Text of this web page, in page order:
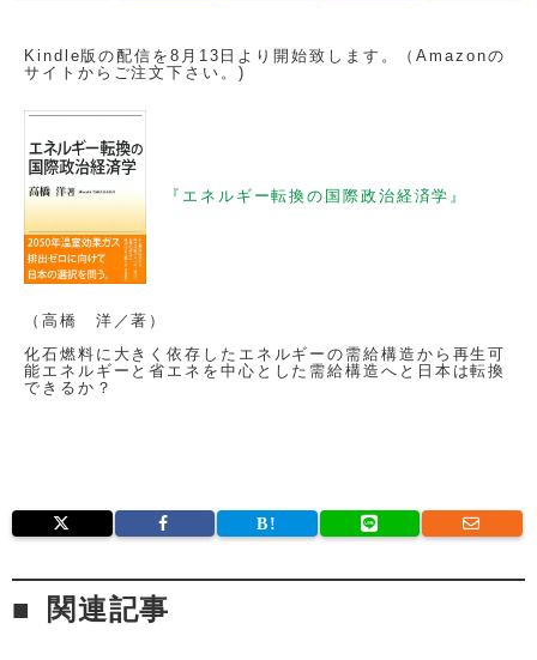
Kindle版の配信を8月13日より開始致します。（Amazonの
サイトからご注文下さい。)
『エネルギー転換の国際政治経済学』
（高橋 洋／著）
化石燃料に大きく依存したエネルギーの需給構造から再生可
能エネルギーと省エネを中心とした需給構造へと日本は転換
できるか？
関連記事